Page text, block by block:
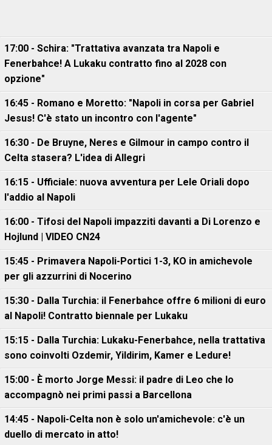
17:00 - Schira: "Trattativa avanzata tra Napoli e
Fenerbahce! A Lukaku contratto fino al 2028 con
opzione"
16:45 - Romano e Moretto: "Napoli in corsa per Gabriel
Jesus! C'è stato un incontro con l'agente"
16:30 - De Bruyne, Neres e Gilmour in campo contro il
Celta stasera? L'idea di Allegri
16:15 - Ufficiale: nuova avventura per Lele Oriali dopo
l'addio al Napoli
16:00 - Tifosi del Napoli impazziti davanti a Di Lorenzo e
Hojlund | VIDEO CN24
15:45 - Primavera Napoli-Portici 1-3, KO in amichevole
per gli azzurrini di Nocerino
15:30 - Dalla Turchia: il Fenerbahce offre 6 milioni di euro
al Napoli! Contratto biennale per Lukaku
15:15 - Dalla Turchia: Lukaku-Fenerbahce, nella trattativa
sono coinvolti Ozdemir, Yildirim, Kamer e Ledure!
15:00 - È morto Jorge Messi: il padre di Leo che lo
accompagnò nei primi passi a Barcellona
14:45 - Napoli-Celta non è solo un'amichevole: c'è un
duello di mercato in atto!